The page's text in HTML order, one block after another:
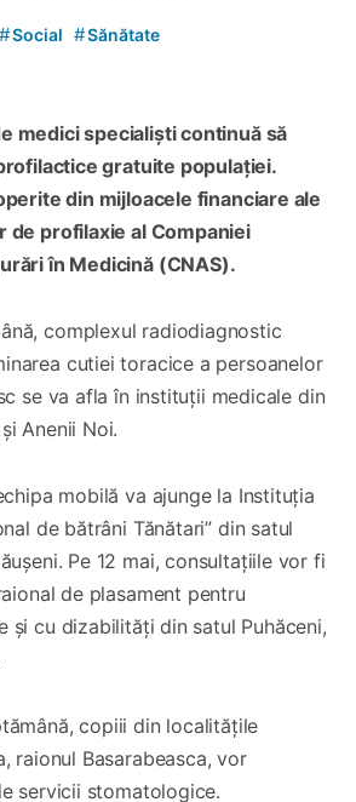
#Social #Sănătate
medici specialiști continuă să
gratuite populației.
din mijloacele financiare ale
de profilaxie al Companiei
în Medicină (CNAS).
complexul radiodiagnostic
cutiei toracice a persoanelor
se va afla în instituții medicale din
Anenii Noi.
mobilă va ajunge la Instituția
de bătrâni Tănătari” din satul
Pe 12 mai, consultațiile vor fi
de plasament pentru
și cu dizabilități din satul Puhăceni,
copiii din localitățile
raionul Basarabeasca, vor
servicii stomatologice.